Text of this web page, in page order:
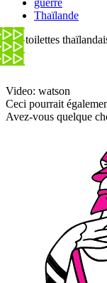
Thaïlande
Ces toilettes
Video: watson
Ceci pourrait
Avez-vous quelque